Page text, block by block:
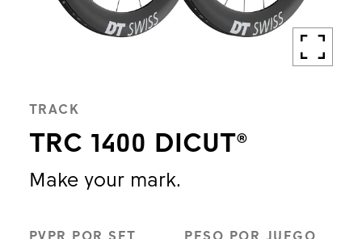
TRACK
TRC 1400 DICUT®
Make your mark.
PVPR POR SET PESO POR JUEGO